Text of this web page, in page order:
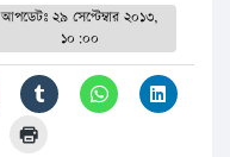
আপডেটঃ২৯ সেপ্টেম্বার ২০১৩,
১০:০০